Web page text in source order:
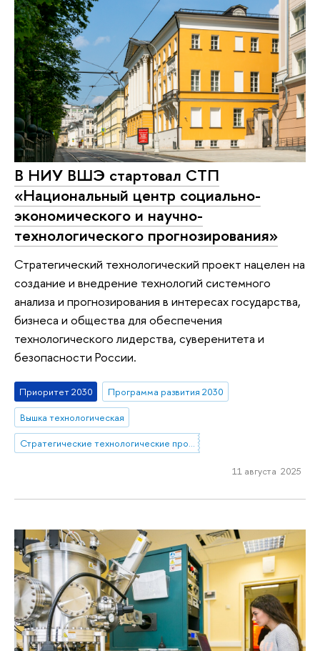
В НИУ ВШЭ стартовал СТП
«Национальный центр социально-
экономического и научно-
технологического прогнозирования»
Стратегический технологический проект нацелен на
создание и внедрение технологий системного
анализа и прогнозирования в интересах государства,
бизнеса и общества для обеспечения
технологического лидерства, суверенитета и
безопасности России.
Приоритет 2030
Программа развития 2030
Вышка технологическая
Стратегические технологические проекты
11 августа 2025